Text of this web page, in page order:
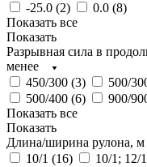
-25.0 (2) 0.0 (8)
Показать все
Показать
Разрывная сила в
менее
450/300 (3) 500/
500/400 (6) 900/
Показать все
Показать
Длина/ширина рулона, м
10/1 (16) 10/1; 12/